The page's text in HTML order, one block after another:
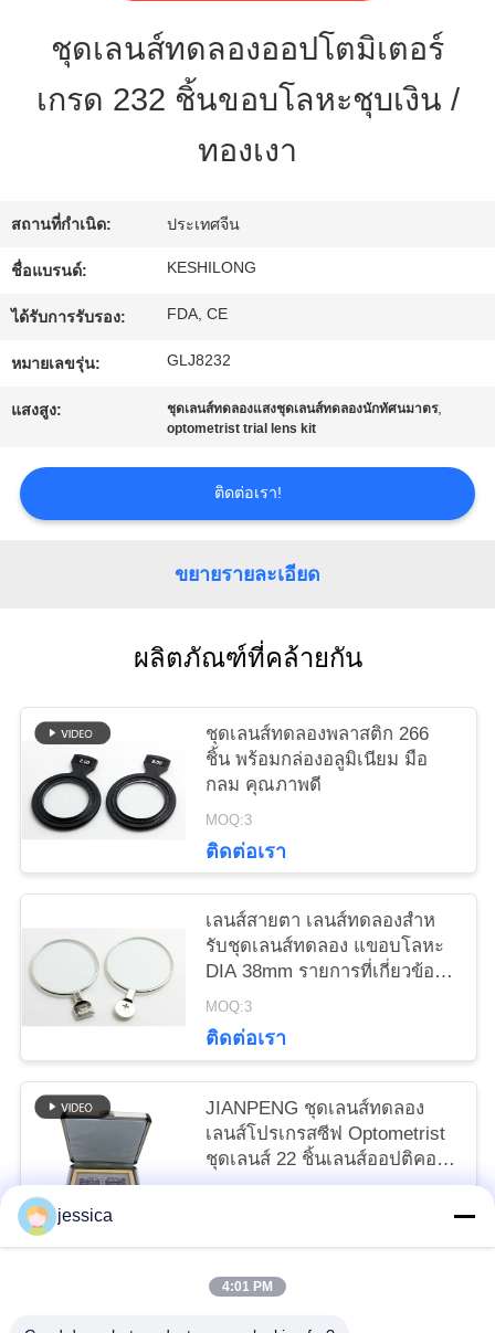
ควบคุม
คุณภาพ
เรา
ขอ
ใบ
เสนอ
ราคา
POLICY
ชุดเลนส์ทดลองออปโตมิเตอร์
เกรด 232 ชิ้นขอบโลหะชุบเงิน /
ทองเงา
สถานที่กำเนิด: ประเทศจีน
ชื่อแบรนด์: KESHILONG
ได้รับการรับรอง: FDA, CE
หมายเลขรุ่น: GLJ8232
แสงสูง: ชุดเลนส์ทดลองแสงชุดเลนส์ทดลองนักทัศนมาตร,
optometrist trial lens kit
ติดต่อเรา!
ขยายรายละเอียด
ผลิตภัณฑ์ที่คล้ายกัน
ชุดเลนส์ทดลองพลาสติก 266
ชิ้น พร้อมกล่องอลูมิเนียม มือ
กลม คุณภาพดี
MOQ:3
ติดต่อเรา
เลนส์สายตา เลนส์ทดลองสําห
รับชุดเลนส์ทดลอง แขอบโลหะ
DIA 38mm รายการที่เกี่ยวข้อง
1pc ±0.12D~±4.00D Optical
MOQ:3
ติดต่อเรา
JIANPENG ชุดเลนส์ทดลอง
เลนส์โปรเกรสซีฟ Optometrist
ชุดเลนส์ 22 ชิ้นเลนส์ออปติคอล
ทดลองเลนส์กรอบแว่นตา
jessica
4:01 PM